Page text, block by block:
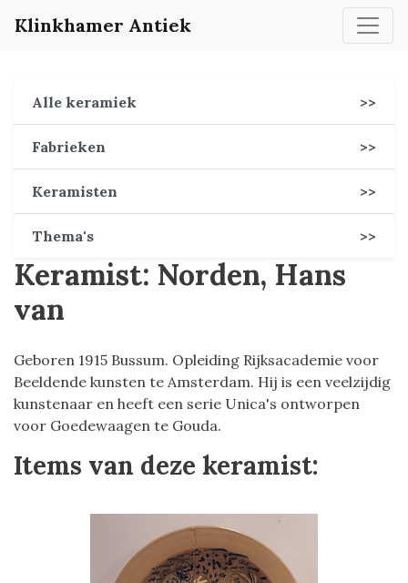
Klinkhamer Antiek
Alle keramiek >>
Fabrieken >>
Keramisten >>
Thema's >>
Keramist: Norden, Hans
van
Geboren 1915 Bussum. Opleiding Rijksacademie voor
Beeldende kunsten te Amsterdam. Hij is een veelzijdig
kunstenaar en heeft een serie Unica's ontworpen
voor Goedewaagen te Gouda.
Items van deze keramist: